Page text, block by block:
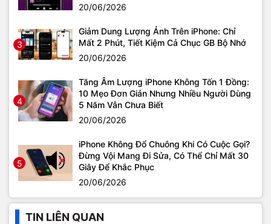
20/06/2026
3
Giảm Dung Lượng Ảnh Trên iPhone: Chỉ
Mất 2 Phút, Tiết Kiệm Cả Chục GB Bộ Nhớ
20/06/2026
4
Tăng Âm Lượng iPhone Không Tốn 1 Đồng:
10 Mẹo Đơn Giản Nhưng Nhiều Người Dùng
5 Năm Vẫn Chưa Biết
20/06/2026
5
iPhone Không Đổ Chuông Khi Có Cuộc Gọi?
Đừng Vội Mang Đi Sửa, Có Thể Chỉ Mất 30
Giây Để Khắc Phục
20/06/2026
TIN LIÊN QUAN